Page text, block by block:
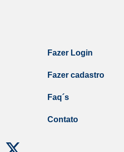
Fazer Login
Fazer cadastro
Faq´s
Contato